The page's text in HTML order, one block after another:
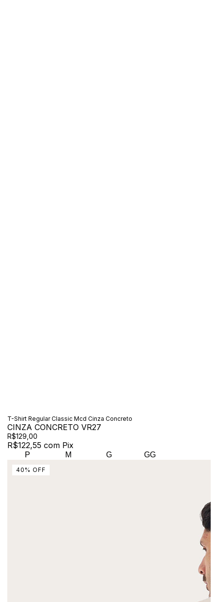
T-Shirt Regular Classic Mcd Cinza Concreto
CINZA CONCRETO VR27
R$129,00
R$122,55 com Pix
P M G GG
40 % OFF